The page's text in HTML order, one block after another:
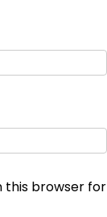
this browser for